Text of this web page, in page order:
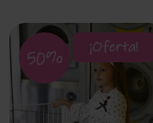
¡Oferta!
50%